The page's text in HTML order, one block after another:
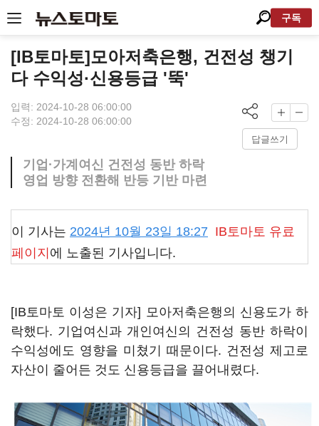
구독
[IB토마토]모아저축은행, 건전성 챙기
다 수익성·신용등급 '뚝'
입력: 2024-10-28 06:00:00
수정: 2024-10-28 06:00:00
답글쓰기
기업·가계여신 건전성 동반 하락
영업 방향 전환해 반등 기반 마련
이 기사는 2024년 10월 23일 18:27 IB토마토 유료
페이지 에 노출된 기사입니다.
[IB토마토 이성은 기자] 모아저축은행의 신용도가 하
락했다. 기업여신과 개인여신의 건전성 동반 하락이
수익성에도 영향을 미쳤기 때문이다. 건전성 제고로
자산이 줄어든 것도 신용등급을 끌어내렸다.